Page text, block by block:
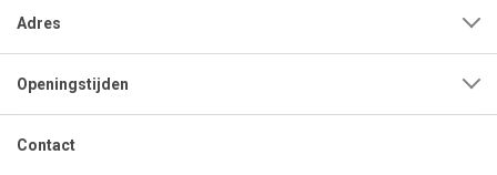
Adres
Openingstijden
Contact